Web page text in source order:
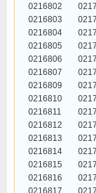
0216802
0216803
0216804
0216805
0216806
0216807
0216809
0216810
0216811
0216812
0216813
0216814
0216815
0216816
0216817